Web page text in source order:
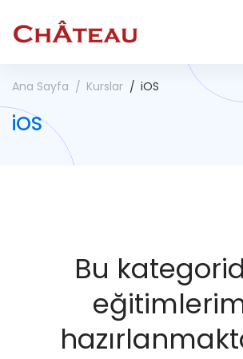
Ana Sayfa Kurslar iOS
iOS
Bu